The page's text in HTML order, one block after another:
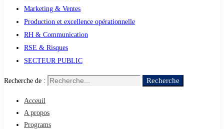
Marketing & Ventes
Production et excellence opérationnelle
RH & Communication
RSE & Risques
SECTEUR PUBLIC
Recherche de : Recherche
Acceuil
A propos
Programs